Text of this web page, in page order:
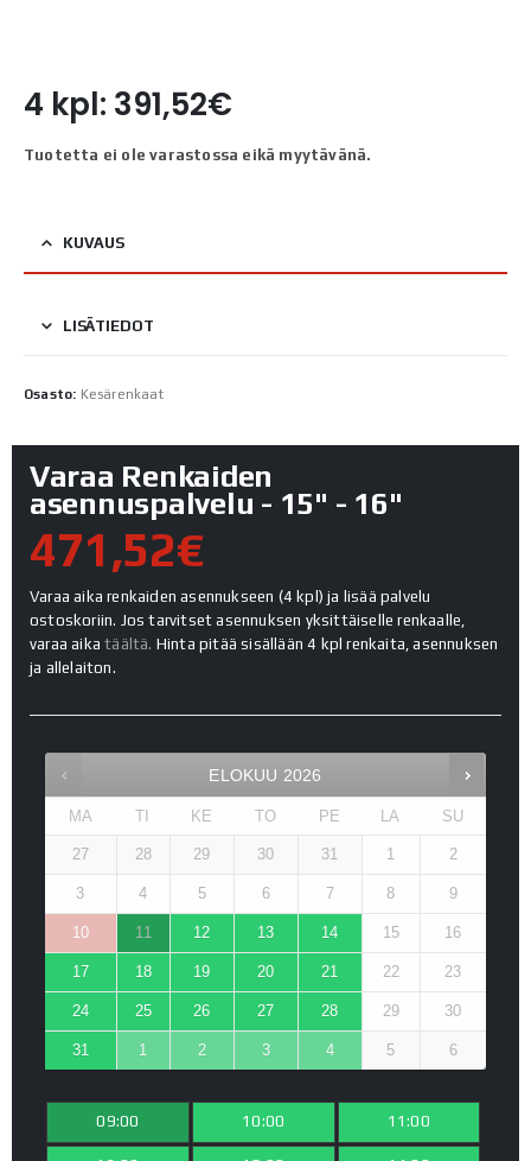
4 kpl: 391,52€
Tuotetta ei ole varastossa eikä myytävänä.
KUVAUS
LISÄTIEDOT
Osasto: Kesärenkaat
Varaa Renkaiden
asennuspalvelu - 15" - 16"
471,52€
Varaa aika renkaiden asennukseen (4 kpl) ja lisää palvelu
ostoskoriin. Jos tarvitset asennuksen yksittäiselle renkaalle,
varaa aikatäältä. Hinta pitää sisällään 4 kpl renkaita, asennuksen
ja allelaiton.
ELOKUU 2026
MA TI KE TO PE LA SU
27 28 29 30 31 1 2
3 4 5 6 7 8 9
10 11 12 13 14 15 16
17 18 19 20 21 22 23
24 25 26 27 28 29 30
31 1 2 3 4 5 6
09:00 10:00 11:00